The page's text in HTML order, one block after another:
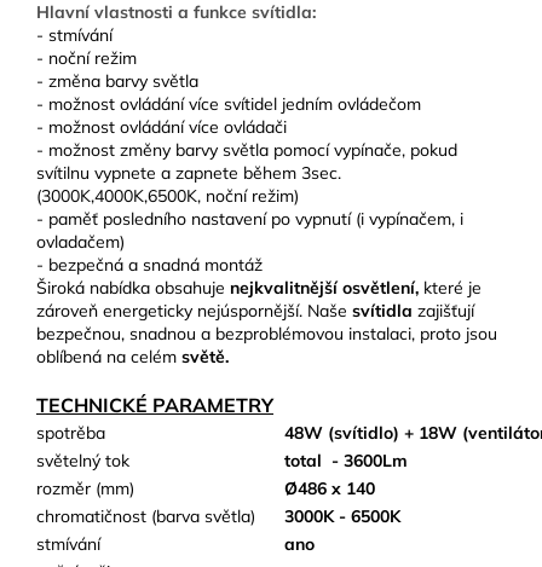
Hlavní vlastnosti a funkce svítidla:
- stmívání
- noční režim
- změna barvy světla
- možnost ovládání více svítidel jedním ovládečom
- možnost ovládání více ovládači
- možnost změny barvy světla pomocí vypínače, pokud
svítilnu vypnete a zapnete během 3sec.
(3000K,4000K,6500K, noční režim)
- paměť posledního nastavení po vypnutí (i vypínačem, i
ovladačem)
- bezpečná a snadná montáž
Široká nabídka obsahuje nejkvalitnější osvětlení, které je
zároveň energeticky nejúspornější. Naše svítidla zajišťují
bezpečnou, snadnou a bezproblémovou instalaci, proto jsou
oblíbená na celém světě.
TECHNICKÉ PARAMETRY
spotrěba
48W (svítidlo) + 18W
světelný tok
total - 3600Lm
rozměr (mm)
Ø486 x 140
chromatičnost (barva světla)
3000K - 6500K
stmívání
ano